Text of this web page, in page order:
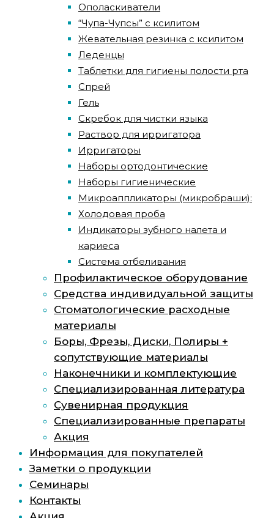
Ополаскиватели
“Чупа-Чупсы” с ксилитом
Жевательная резинка с ксилитом
Леденцы
Таблетки для гигиены полости рта
Спрей
Гель
Скребок для чистки языка
Раствор для ирригатора
Ирригаторы
Наборы ортодонтические
Наборы гигиенические
Микроаппликаторы (микробраши):
Холодовая проба
Индикаторы зубного налета и
кариеса
Система отбеливания
Профилактическое оборудование
Средства индивидуальной защиты
Стоматологические расходные
материалы
Боры, Фрезы, Диски, Полиры +
сопутствующие материалы
Наконечники и комплектующие
Специализированная литература
Сувенирная продукция
Специализированные препараты
Акция
Информация для покупателей
Заметки о продукции
Семинары
Контакты